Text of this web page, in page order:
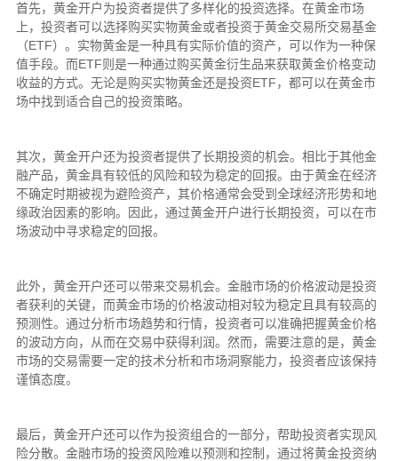
首先，黄金开户为投资者提供了多样化的投资选择。在黄金市场
上，投资者可以选择购买实物黄金或者投资于黄金交易所交易基金
（ETF）。实物黄金是一种具有实际价值的资产，可以作为一种保
值手段。而ETF则是一种通过购买黄金衍生品来获取黄金价格变动
收益的方式。无论是购买实物黄金还是投资ETF，都可以在黄金市
场中找到适合自己的投资策略。
其次，黄金开户还为投资者提供了长期投资的机会。相比于其他金
融产品，黄金具有较低的风险和较为稳定的回报。由于黄金在经济
不确定时期被视为避险资产，其价格通常会受到全球经济形势和地
缘政治因素的影响。因此，通过黄金开户进行长期投资，可以在市
场波动中寻求稳定的回报。
此外，黄金开户还可以带来交易机会。金融市场的价格波动是投资
者获利的关键，而黄金市场的价格波动相对较为稳定且具有较高的
预测性。通过分析市场趋势和行情，投资者可以准确把握黄金价格
的波动方向，从而在交易中获得利润。然而，需要注意的是，黄金
市场的交易需要一定的技术分析和市场洞察能力，投资者应该保持
谨慎态度。
最后，黄金开户还可以作为投资组合的一部分，帮助投资者实现风
险分散。金融市场的投资风险难以预测和控制，通过将黄金投资纳